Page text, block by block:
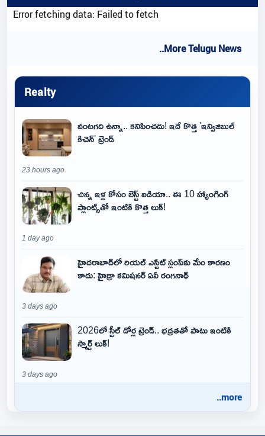
Error fetching data: Failed to fetch
..More Telugu News
Realty
వంటగది ఉన్నా.. కనిపించదు! ఇదే కొత్త 'ఇన్విజిబుల్
కిచెన్' ట్రెండ్
23 hours ago
చిన్న ఇళ్ల కోసం బెస్ట్ ఐడియా.. ఈ 10 హ్యాంగింగ్
ప్లాంట్స్‌తో ఇంటికి కొత్త లుక్!
1 day ago
హైదరాబాద్‌లో రియల్ ఎస్టేట్ స్లంప్‌కు మేం కారణం
కాదు: హైడ్రా కమిషనర్ ఏవీ రంగనాథ్
3 days ago
2026లో స్టీల్ డోర్ల ట్రెండ్.. భద్రతతో పాటు ఇంటికి
స్మార్ట్ లుక్!
3 days ago
..more